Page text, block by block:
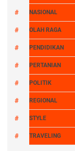
NASIONAL
OLAH RAGA
PENDIDIKAN
PERTANIAN
POLITIK
REGIONAL
STYLE
TRAVELING